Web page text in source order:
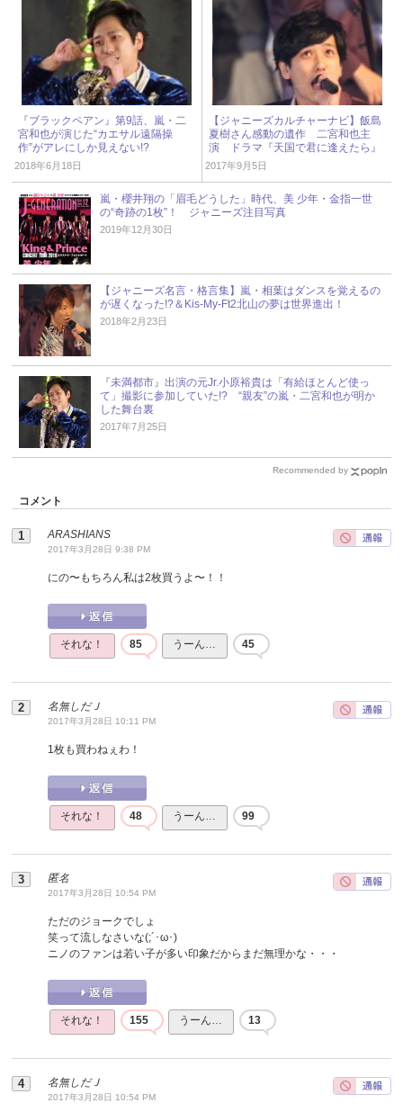
『ブラックペアン』第9話、嵐・二
宮和也が演じた“カエサル遠隔操
作”がアレにしか見えない!?
2018年6月18日
【ジャニーズカルチャーナビ】飯島
夏樹さん感動の遺作 二宮和也主
演 ドラマ『天国で君に逢えたら』
2017年9月5日
嵐・櫻井翔の「眉毛どうした」時代、美 少年・金指一世
の“奇跡の1枚”！ ジャニーズ注目写真
2019年12月30日
【ジャニーズ名言・格言集】嵐・相葉はダンスを覚えるの
が遅くなった!?＆Kis-My-Ft2北山の夢は世界進出！
2018年2月23日
『未満都市』出演の元Jr.小原裕貴は「有給ほとんど使っ
て」撮影に参加していた!? “親友”の嵐・二宮和也が明か
した舞台裏
2017年7月25日
Recommended by
コメント
ARASHIANS
2017年3月28日 9:38 PM
にの〜もちろん私は2枚買うよ〜！！
それな！ 85 うーん… 45
名無しだＪ
2017年3月28日 10:11 PM
1枚も買わねぇわ！
それな！ 48 うーん… 99
匿名
2017年3月28日 10:54 PM
ただのジョークでしょ
笑って流しなさいな(;´･ω･)
ニノのファンは若い子が多い印象だからまだ無理かな・・・
それな！ 155 うーん… 13
名無しだＪ
2017年3月28日 10:54 PM